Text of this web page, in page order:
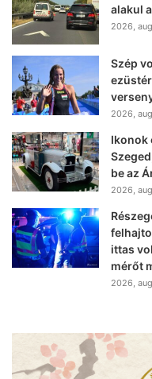
alakul
2026,
Szép
2026,
Ikonok
be az
2026,
ittas
mérőt
2026,